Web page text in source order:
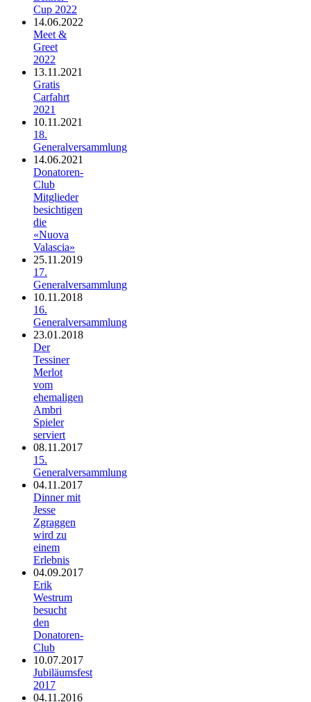
Cup 2022
14.06.2022
Meet &
Greet
2022
13.11.2021
Gratis
Carfahrt
2021
10.11.2021
18.
Generalversammlung
14.06.2021
Donatoren-
Club
Mitglieder
besichtigen
die
«Nuova
Valascia»
25.11.2019
17.
Generalversammlung
10.11.2018
16.
Generalversammlung
23.01.2018
Der
Tessiner
Merlot
vom
ehemaligen
Ambri
Spieler
serviert
08.11.2017
15.
Generalversammlung
04.11.2017
Dinner mit
Jesse
Zgraggen
wird zu
einem
Erlebnis
04.09.2017
Erik
Westrum
besucht
den
Donatoren-
Club
10.07.2017
Jubiläumsfest
2017
04.11.2016